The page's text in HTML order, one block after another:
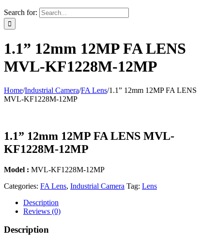
Search for:
1.1” 12mm 12MP FA LENS
MVL-KF1228M-12MP
Home/Industrial Camera/FA Lens/1.1” 12mm 12MP FA LENS
MVL-KF1228M-12MP
1.1” 12mm 12MP FA LENS MVL-
KF1228M-12MP
Model : MVL-KF1228M-12MP
Categories: FA Lens, Industrial Camera Tag: Lens
Description
Reviews (0)
Description